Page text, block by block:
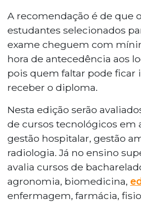
A recomendação é de que
estudantes selecionados
exame cheguem com
hora de antecedência aos
pois quem faltar pode ficar
receber o diploma.
Nesta edição serão
de cursos tecnológicos em
gestão hospitalar, gestão
radiologia. Já no ensino
avalia cursos de
agronomia, biomedicina,
enfermagem, farmácia,